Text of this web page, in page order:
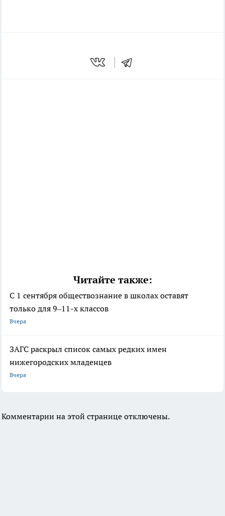
Читайте также:
С 1 сентября обществознание в школах оставят
только для 9–11-х классов
Вчера
ЗАГС раскрыл список самых редких имен
нижегородских младенцев
Вчера
Комментарии на этой странице отключены.